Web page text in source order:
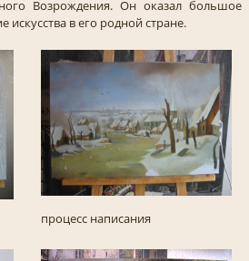
Возрождения. Он оказал
в его родной стране.
процесс написания